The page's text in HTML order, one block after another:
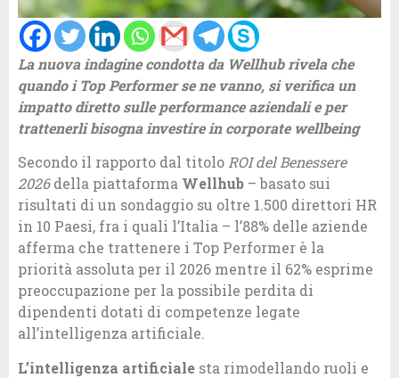
La nuova indagine condotta da Wellhub rivela che
quando i Top Performer se ne vanno, si verifica un
impatto diretto sulle performance aziendali e per
trattenerli bisogna investire in corporate wellbeing
Secondo il rapporto dal titoloROI del Benessere
2026della piattaforma Wellhub – basato sui
risultati di un sondaggio su oltre 1.500 direttori HR
in 10 Paesi, fra i quali l’Italia – l’88% delle aziende
afferma che trattenere i Top Performer è la
priorità assoluta per il 2026 mentre il 62% esprime
preoccupazione per la possibile perdita di
dipendenti dotati di competenze legate
all’intelligenza artificiale.
L’intelligenza artificiale sta rimodellando ruoli e